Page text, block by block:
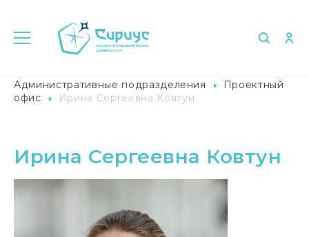
Административные подразделения
Проектный
офис
Ирина Сергеевна Ковтун
Ирина Сергеевна Ковтун